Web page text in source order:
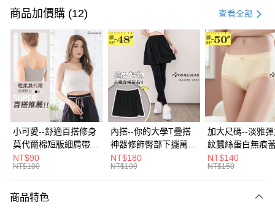
信用卡一次付款
超商取貨付款
LINE Pay
Apple Pay
街口支付
悠遊付
Google Pay
全盈+PAY
大哥付你分期
商品加價購 (12) 查看全部
小可愛--舒適百搭修身
莫代爾棉短版細肩帶素
色背心(白.黑.灰L-2L)-
U582眼圈熊中大尺碼
NT$90
NT$100
內搭--你的大學T疊搭
神器修飾臀部下擺萬用
內搭裙/遮臀裙(黑2L-
6L)-Q155眼圈熊中大
NT$180
NT$190
加大尺碼--淡雅
紋蠶絲蛋白無痕
角內褲(白.粉.藍.
3L)-L28眼圈熊中
NT$140
NT$150
商品特色